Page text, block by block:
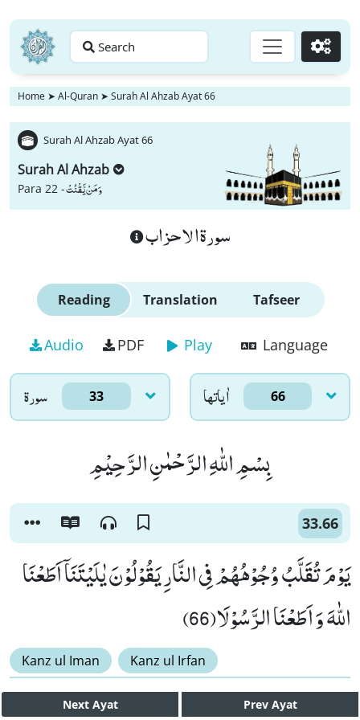
Search Go
Home ➤ Al-Quran ➤ Surah Al Ahzab Ayat 66
Surah Al Ahzab Ayat 66
Surah Al Ahzab
Para 22 -وَ مَنْ یَّقْنُتْ
سورة الاحزاب
Reading Translation Tafseer
Audio PDF Play Language
سورۃ 33 اٰياتها 66
بِسْمِ اللّٰهِ الرَّحْمٰنِ الرَّحِیْمِ
33.66
یَوْمَ تُقَلَّبُ وُجُوْهُهُمْ فِی النَّارِ یَقُوْلُوْنَ یٰلَیْتَنَاۤ اَطَعْنَا
اللّٰهَ وَ اَطَعْنَا الرَّسُوْلَا(66)
Kanz ul Iman Kanz ul Irfan
Next Ayat Prev Ayat